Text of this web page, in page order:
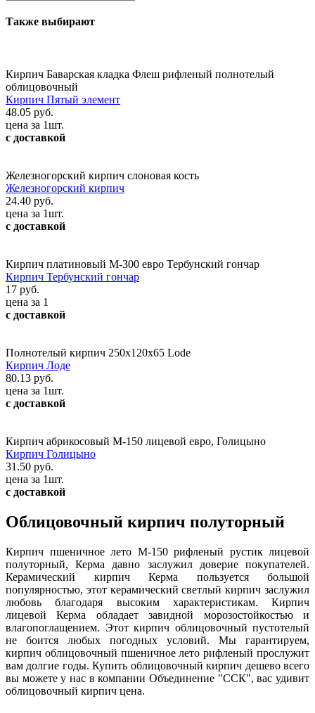
Также выбирают
Кирпич Баварская кладка Флеш рифленый полнотелый
облицовочный
Кирпич Пятый элемент
48.05 руб.
цена за 1шт.
с доставкой
Железногорский кирпич слоновая кость
Железногорский кирпич
24.40 руб.
цена за 1шт.
с доставкой
Кирпич платиновый М-300 евро Тербунский гончар
Кирпич Тербунский гончар
17 руб.
цена за 1
с доставкой
Полнотелый кирпич 250x120x65 Lode
Кирпич Лоде
80.13 руб.
цена за 1шт.
с доставкой
Кирпич абрикосовый М-150 лицевой евро, Голицыно
Кирпич Голицыно
31.50 руб.
цена за 1шт.
с доставкой
Облицовочный кирпич полуторный
Кирпич пшеничное лето М-150 рифленый рустик лицевой
полуторный, Керма давно заслужил доверие покупателей.
Керамический кирпич Керма пользуется большой
популярностью, этот керамический светлый кирпич заслужил
любовь благодаря высоким характеристикам. Кирпич
лицевой Керма обладает завидной морозостойкостью и
влагопоглащением. Этот кирпич облицовочный пустотелый
не боится любых погодных условий. Мы гарантируем,
кирпич облицовочный пшеничное лето рифленый прослужит
вам долгие годы. Купить облицовочный кирпич дешево всего
вы можете у нас в компании Объединение "ССК", вас удивит
облицовочный кирпич цена.